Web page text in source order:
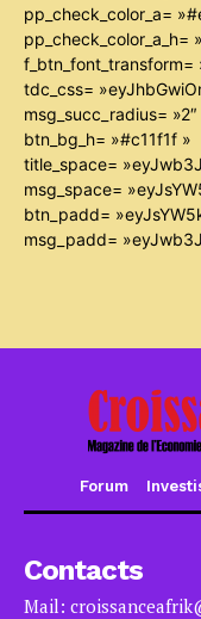
pp_check_color_a=
pp_check_color_a_h=
f_btn_font_transform=
tdc_css=
msg_succ_radius=
btn_bg_h= »#c11f1f »
title_space=
msg_space=
btn_padd=
msg_padd=
Forum
Contacts
Mail: